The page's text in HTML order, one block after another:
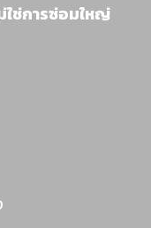
ใช่การซ่อมใหญ่